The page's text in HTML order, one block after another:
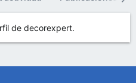
de decorexpert.